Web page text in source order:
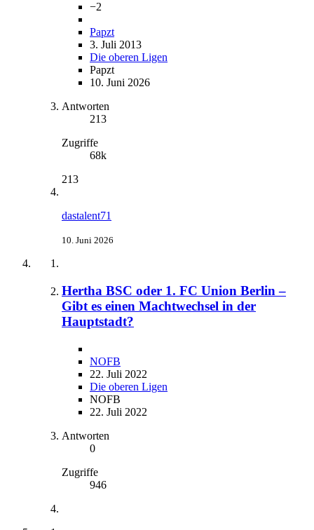
−2
Papzt
3. Juli 2013
Die oberen Ligen
Papzt
10. Juni 2026
Antworten
213
Zugriffe
68k
213
dastalent71
10. Juni 2026
Hertha BSC oder 1. FC Union Berlin –
Gibt es einen Machtwechsel in der
Hauptstadt?
NOFB
22. Juli 2022
Die oberen Ligen
NOFB
22. Juli 2022
Antworten
0
Zugriffe
946